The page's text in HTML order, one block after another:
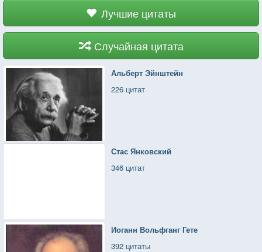
Лучшие цитаты
Случайная цитата
Альберт Эйнштейн
226 цитат
Стас Янковский
346 цитат
Иоганн Вольфганг Гете
392 цитаты